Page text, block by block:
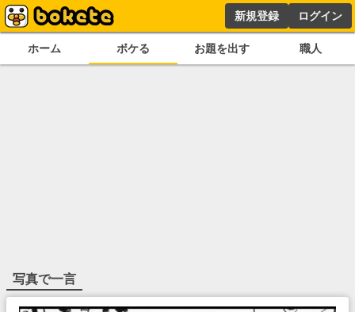
新規登録 ログイン
ホーム ボケる お題を出す 職人
写真で一言